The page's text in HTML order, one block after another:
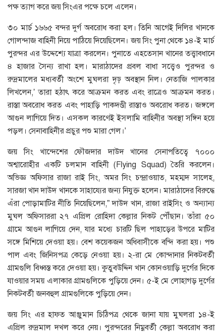
পক্ষ ত্যাগ করে জয় সিংএর পক্ষে চলে এলেন।
৩০ মার্চ ১৬৬৫ বন্দর দুর্গ অবরোধ করা হল। তিনি আগেই দিলির খানকে
গোলন্দাজ বাহিনী নিয়ে পাঠিয়ে দিয়েছিলেন। জয় সিং পুনা থেকে ১৪-ই মার্চ
পুরন্দর এর উদ্দেশ্যে যাত্রা করলেন। পুনাতে এহতেসান খানের তত্ত্বাবধানে
৪ হাজার সৈন্য রাখা হল। মারাঠাদের প্রবল বাধা সত্ত্বেও পুরন্দর ও
রুদ্রমালের মধ্যবর্তী অংশে মুঘলরা দৃঢ় অবস্থান নিল। নেতাজি পালকার
লিখলেন,’ তারা হঠাৎ করে আক্রমন করত এবং রাত্রেও আক্রমন করত।
রাস্তা অবরোধ করত এবং পাহাড়ি পাকদণ্ডী রাস্তাও অবরোধ করত। জঙ্গলে
আগুন লাগিয়ে দিত। এসকল কারণেই ইসলামি বাহিনীর অবস্থা সঙ্গিন হয়ে
পড়ল। সেনাবাহিনীর প্রচুর পশু মারা গেল।’
জয় সিং খান্দেশের ফৌজদার দাউদ খানের সেনাপতিত্বে ৭০০০
অশ্বারোহীর একটি চলমান বাহিনী (Flying Squad) তৈরি করলেন।
অভিজ্ঞ অফিসার রাজা রাই সিং, অমর সিং চন্দ্রাওয়াত, মহম্মদ সালেহ,
সারজা খান দাউদ খানকে সাহায্যের জন্য নিযুক্ত হলেন। মারাঠাদের বিরুদ্ধে
এঁরা পোড়ামাটির নীতি নিয়েছিলেন,” দাউদ খান, রাজা রাইসিং ও অন্যান্য
মুঘল অফিসাররা ২৭ এপ্রিল রোহিদা কেল্লার নিকট পৌঁছান। তাঁরা ৫০
গ্রামে আগুন লাগিয়ে দেন, যার মধ্যে চারটি ছিল পাহাড়ের উপরে মাটির
সঙ্গে মিশিয়ে দেওয়া হয়। বেশ কয়েকজন অধিবাসীকে বন্দি করা হয়। পশু
পাল এবং জিনিসপত্র কেড়ে নেওয়া হয়। ২-রা মে কোন্দানার নিকটবর্তী
গ্রামগুলি বিধ্বস্ত করে দেওয়া হয়। কুতুবউদ্দিন খান কোনওয়াড়ি দুর্গের দিকে
যাওয়ার সময় এলাকার গ্রামগুলিকে পুড়িয়ে দেন। ৫-ই মে লোহাগড় দুর্গের
নিকটবর্তী জনবহুল গ্রামগুলিকে পুড়িয়ে দেন।
জয় সিং এর হাফ্ত আঞ্জুমান চিঠিপত্র থেকে জানা যায় মুঘলরা ১৪-ই
এপ্রিল রুদ্রমাল দখল করে নেয়। পুরন্দরের নিম্নবর্তী কেল্লা অবরোধ করা